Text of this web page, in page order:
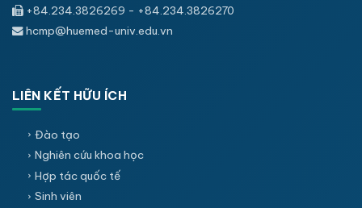
+84.234.3826269 - +84.234.3826270
hcmp@huemed-univ.edu.vn
LIÊN KẾT HỮU ÍCH
Đào tạo
Nghiên cứu khoa học
Hợp tác quốc tế
Sinh viên